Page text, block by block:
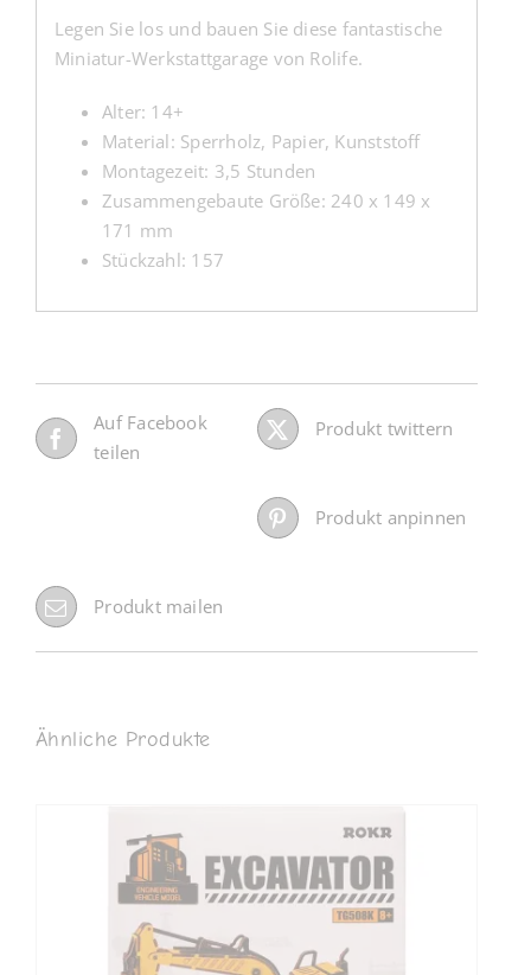
Legen Sie los und bauen Sie diese fantastische
Miniatur-Werkstattgarage von Rolife.
Alter: 14+
Material: Sperrholz, Papier, Kunststoff
Montagezeit: 3,5 Stunden
Zusammengebaute Größe: 240 x 149 x
171 mm
Stückzahl: 157
Auf Facebook
teilen
Produkt twittern
Produkt anpinnen
Produkt mailen
Ähnliche Produkte